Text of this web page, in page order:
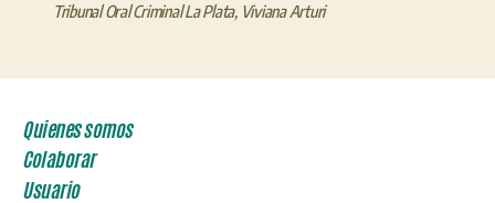
Tribunal Oral Criminal La Plata, Viviana Arturi
Quienes somos
Colaborar
Usuario